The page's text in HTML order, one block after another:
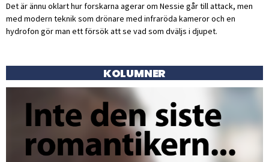
Det är ännu oklart hur forskarna agerar om Nessie går till attack, men
med modern teknik som drönare med infraröda kameror och en
hydrofon gör man ett försök att se vad som dväljs i djupet.
KOLUMNER